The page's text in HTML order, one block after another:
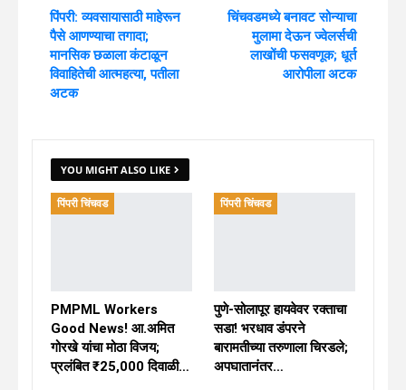
पिंपरी: व्यवसायासाठी माहेरून
पैसे आणण्याचा तगादा;
मानसिक छळाला कंटाळून
विवाहितेची आत्महत्या, पतीला
अटक
चिंचवडमध्ये बनावट सोन्याचा
मुलामा देऊन ज्वेलर्सची
लाखोंची फसवणूक; धूर्त
आरोपीला अटक
YOU MIGHT ALSO LIKE
पिंपरी चिंचवड
PMPML Workers
Good News! आ.अमित
गोरखे यांचा मोठा विजय;
प्रलंबित ₹25,000 दिवाळी…
पिंपरी चिंचवड
पुणे-सोलापूर हायवेवर रक्ताचा
सडा! भरधाव डंपरने
बारामतीच्या तरुणाला चिरडले;
अपघातानंतर…